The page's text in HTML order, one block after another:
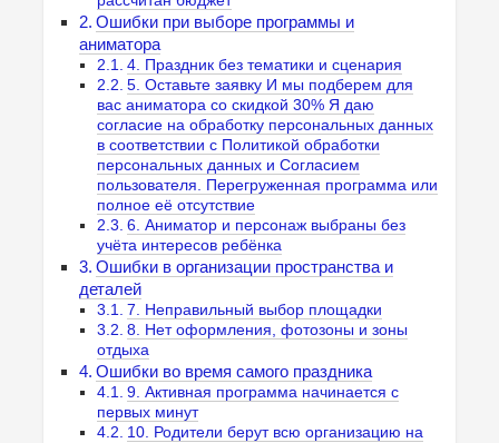
Ошибки при выборе программы и
аниматора
4. Праздник без тематики и сценария
5. Оставьте заявку И мы подберем для
вас аниматора со скидкой 30% Я даю
согласие на обработку персональных данных
в соответствии с Политикой обработки
персональных данных и Согласием
пользователя. Перегруженная программа или
полное её отсутствие
6. Аниматор и персонаж выбраны без
учёта интересов ребёнка
Ошибки в организации пространства и
деталей
7. Неправильный выбор площадки
8. Нет оформления, фотозоны и зоны
отдыха
Ошибки во время самого праздника
9. Активная программа начинается с
первых минут
10. Родители берут всю организацию на